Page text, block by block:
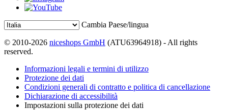
Cambia Paese/lingua
© 2010-2026 niceshops GmbH (ATU63964918) - All rights
reserved.
Informazioni legali e termini di utilizzo
Protezione dei dati
Condizioni generali di contratto e politica di cancellazione
Dichiarazione di accessibilità
Impostazioni sulla protezione dei dati